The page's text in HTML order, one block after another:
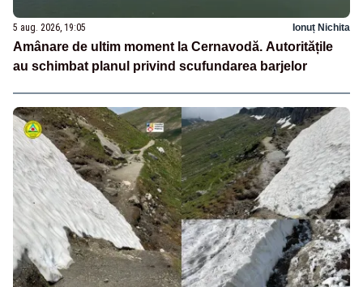
5 aug. 2026, 19:05 Ionuț Nichita
Amânare de ultim moment la Cernavodă. Autoritățile
au schimbat planul privind scufundarea barjelor